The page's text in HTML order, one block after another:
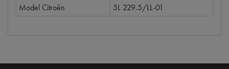
Model Citroën
5L 229.5/LL-01